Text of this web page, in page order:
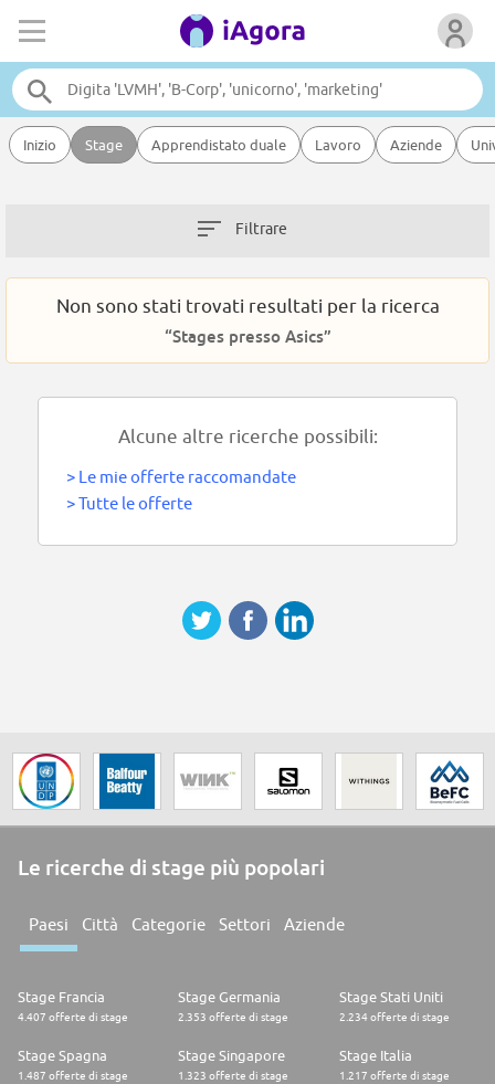
Inizio Stage Apprendistato duale Lavoro Aziende
Filtrare
Non sono stati trovati resultati per la ricerca
“Stages presso Asics”
Alcune altre ricerche possibili:
> Le mie offerte raccomandate
>Tutte le offerte
Le ricerche di stage più popolari
Paesi Città Categorie Settori Aziende
Stage Francia
4.407 offerte di stage
Stage Germania
2.353 offerte di stage
Stage Stati Uniti
2.234 offerte di stage
Stage Spagna
1.487 offerte di stage
Stage Singapore
1.323 offerte di stage
Stage Italia
1.217 offerte di stage